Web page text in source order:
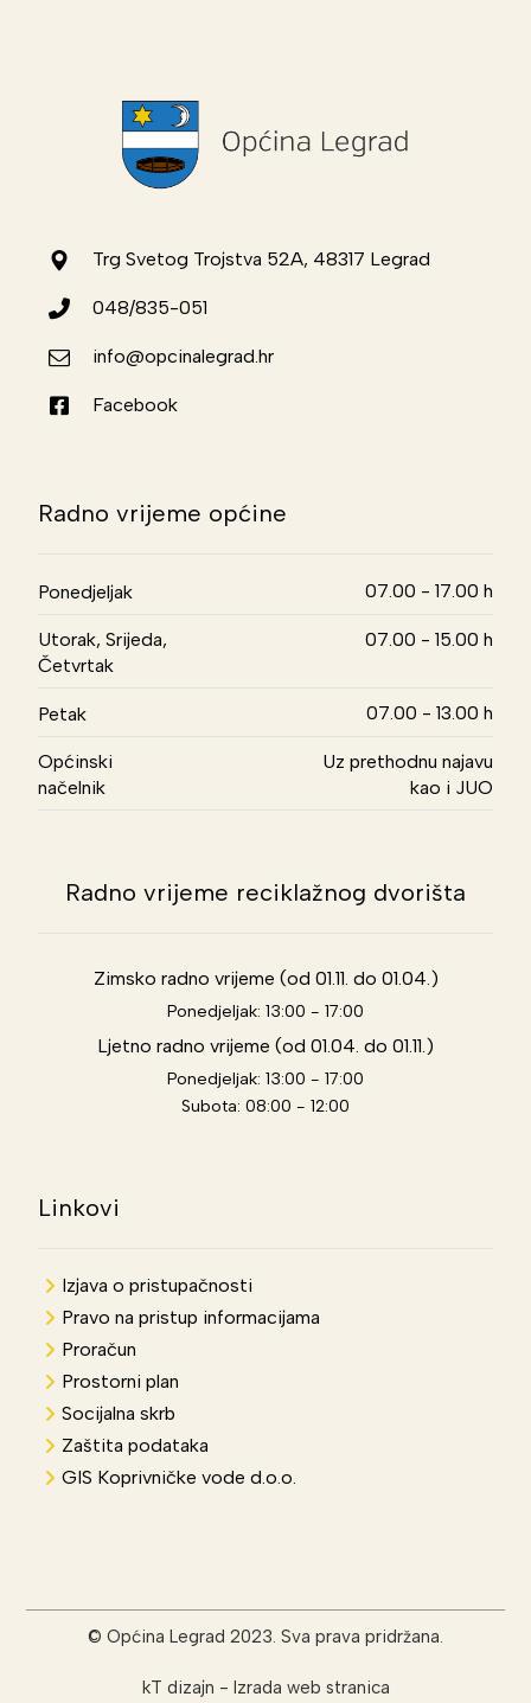
Trg Svetog Trojstva 52A, 48317 Legrad
048/835-051
info@opcinalegrad.hr
Facebook
Radno vrijeme općine
Ponedjeljak 07.00 - 17.00 h
Utorak, Srijeda,
Četvrtak
07.00 - 15.00 h
Petak 07.00 - 13.00 h
Općinski
načelnik
Uz prethodnu najavu
kao i JUO
Radno vrijeme reciklažnog dvorišta
Zimsko radno vrijeme (od 01.11. do 01.04.)
Ponedjeljak: 13:00 - 17:00
Ljetno radno vrijeme (od 01.04. do 01.11.)
Ponedjeljak: 13:00 - 17:00
Subota: 08:00 - 12:00
Linkovi
Izjava o pristupačnosti
Pravo na pristup informacijama
Proračun
Prostorni plan
Socijalna skrb
Zaštita podataka
GIS Koprivničke vode d.o.o.
© Općina Legrad 2023. Sva prava pridržana.
kT dizajn - Izrada web stranica